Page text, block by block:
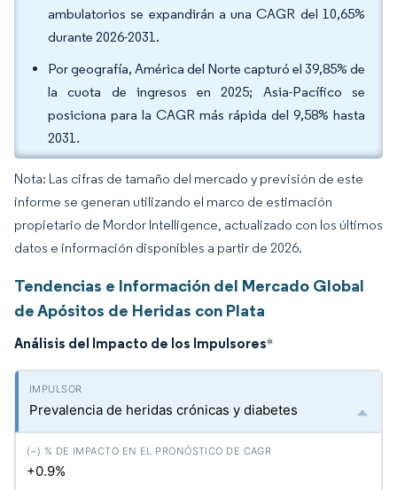
ambulatorios se expandirán a una CAGR del 10,65%
durante 2026-2031.
Por geografía, América del Norte capturó el 39,85% de
la cuota de ingresos en 2025; Asia-Pacífico se
posiciona para la CAGR más rápida del 9,58% hasta
2031.
Nota: Las cifras de tamaño del mercado y previsión de este
informe se generan utilizando el marco de estimación
propietario de Mordor Intelligence, actualizado con los últimos
datos e información disponibles a partir de 2026.
Tendencias e Información del Mercado Global
de Apósitos de Heridas con Plata
Análisis del Impacto de los Impulsores*
Prevalencia de heridas crónicas y diabetes
+0.9%